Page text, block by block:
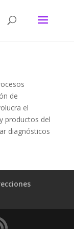
de
el
productos del
diagnósticos